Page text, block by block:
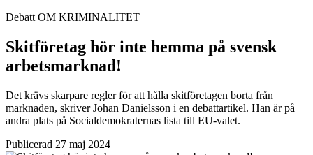
Debatt OM KRIMINALITET
Skitföretag hör inte hemma på svensk
arbetsmarknad!
Det krävs skarpare regler för att hålla skitföretagen borta från
marknaden, skriver Johan Danielsson i en debattartikel. Han är på
andra plats på Socialdemokraternas lista till EU-valet.
Publicerad 27 maj 2024